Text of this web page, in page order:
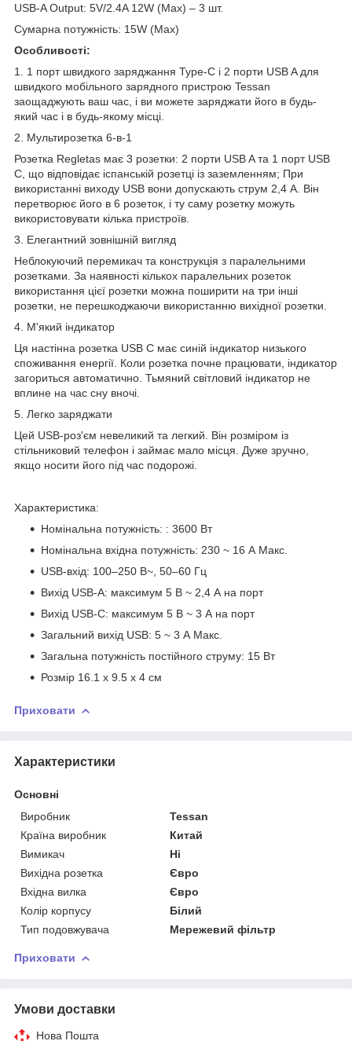
USB-A Output: 5V/2.4A 12W (Max) – 3 шт.
Сумарна потужність: 15W (Max)
Особливості:
1. 1 порт швидкого заряджання Type-C і 2 порти USB A для
швидкого мобільного зарядного пристрою Tessan
заощаджують ваш час, і ви можете заряджати його в будь-
який час і в будь-якому місці.
2. Мультирозетка 6-в-1
Розетка Regletas має 3 розетки: 2 порти USB A та 1 порт USB
C, що відповідає іспанській розетці із заземленням; При
використанні виходу USB вони допускають струм 2,4 А. Він
перетворює його в 6 розеток, і ту саму розетку можуть
використовувати кілька пристроїв.
3. Елегантний зовнішній вигляд
Неблокуючий перемикач та конструкція з паралельними
розетками. За наявності кількох паралельних розеток
використання цієї розетки можна поширити на три інші
розетки, не перешкоджаючи використанню вихідної розетки.
4. М'який індикатор
Ця настінна розетка USB C має синій індикатор низького
споживання енергії. Коли розетка почне працювати, індикатор
загориться автоматично. Тьмяний світловий індикатор не
вплине на час сну вночі.
5. Легко заряджати
Цей USB-роз'єм невеликий та легкий. Він розміром із
стільниковий телефон і займає мало місця. Дуже зручно,
якщо носити його під час подорожі.
Характеристика:
Номінальна потужність: : 3600 Вт
Номінальна вхідна потужність: 230 ~ 16 А Макс.
USB-вхід: 100–250 В~, 50–60 Гц
Вихід USB-A: максимум 5 В ~ 2,4 А на порт
Вихід USB-C: максимум 5 В ~ 3 А на порт
Загальний вихід USB: 5 ~ 3 А Макс.
Загальна потужність постійного струму: 15 Вт
Розмір 16.1 х 9.5 х 4 см
Приховати
Характеристики
Основні
Виробник
Tessan
Країна виробник
Китай
Вимикач
Ні
Вихідна розетка
Євро
Вхідна вилка
Євро
Колір корпусу
Білий
Тип подовжувача
Мережевий фільтр
Приховати
Умови доставки
Нова Пошта